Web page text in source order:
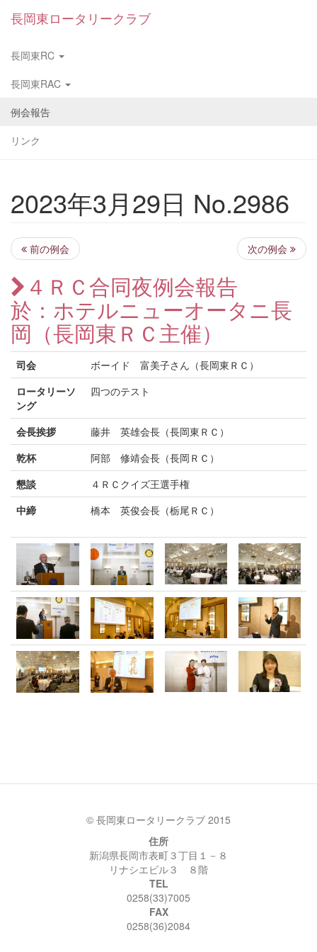
長岡東ロータリークラブ
長岡東RC
長岡東RAC
例会報告
リンク
2023年3月29日 No.2986
前の例会 次の例会
４ＲＣ合同夜例会報告
於：ホテルニューオータニ長
岡（長岡東ＲＣ主催）
司会
ボーイド 富美子さん（長岡東ＲＣ）
ロータリーソ
ング
四つのテスト
会長挨拶
藤井 英雄会長（長岡東ＲＣ）
乾杯
阿部 修靖会長（長岡ＲＣ）
懇談
４ＲＣクイズ王選手権
中締
橋本 英俊会長（栃尾ＲＣ）
© 長岡東ロータリークラブ 2015
住所
新潟県長岡市表町３丁目１－８
リナシエビル３ ８階
TEL
0258(33)7005
FAX
0258(36)2084